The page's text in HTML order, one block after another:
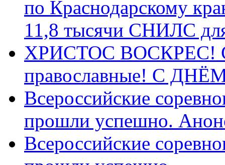
по Краснодарскому
11,8 тысячи СНИЛС
ХРИСТОС ВОСКРЕС! С
православные! C
Всероссийские
прошли успешно.
Всероссийские